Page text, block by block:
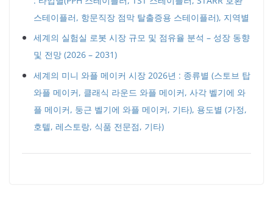
스테이플러, 항문직장 점막 탈출증용 스테이플러), 지역별
세계의 실험실 로봇 시장 규모 및 점유율 분석 – 성장 동향
및 전망 (2026 – 2031)
세계의 미니 와플 메이커 시장 2026년 : 종류별 (스토브 탑
와플 메이커, 클래식 라운드 와플 메이커, 사각 벨기에 와
플 메이커, 둥근 벨기에 와플 메이커, 기타), 용도별 (가정,
호텔, 레스토랑, 식품 전문점, 기타)